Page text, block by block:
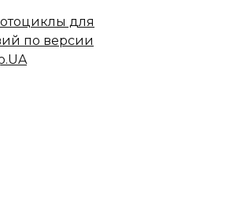
для
по версии